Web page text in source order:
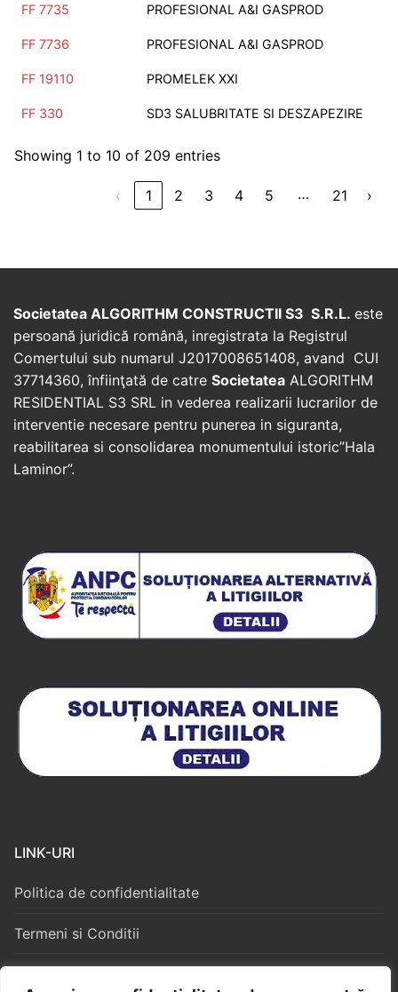
FF 7735 PROFESIONAL A&I GASPROD
FF 7736 PROFESIONAL A&I GASPROD
FF 19110 PROMELEK XXI
FF 330 SD3 SALUBRITATE SI DESZAPEZIRE
Showing 1 to 10 of 209 entries
‹ 1 2 3 4 5 … 21 ›
Societatea ALGORITHM CONSTRUCTII S3 S.R.L. este
persoană juridică română, inregistrata la Registrul
Comertului sub numarul J2017008651408, avand CUI
37714360, înfiinţată de catre Societatea ALGORITHM
RESIDENTIAL S3 SRL in vederea realizarii lucrarilor de
interventie necesare pentru punerea in siguranta,
reabilitarea si consolidarea monumentului istoric”Hala
Laminor”.
LINK-URI
Politica de confidentialitate
Termeni si Conditii